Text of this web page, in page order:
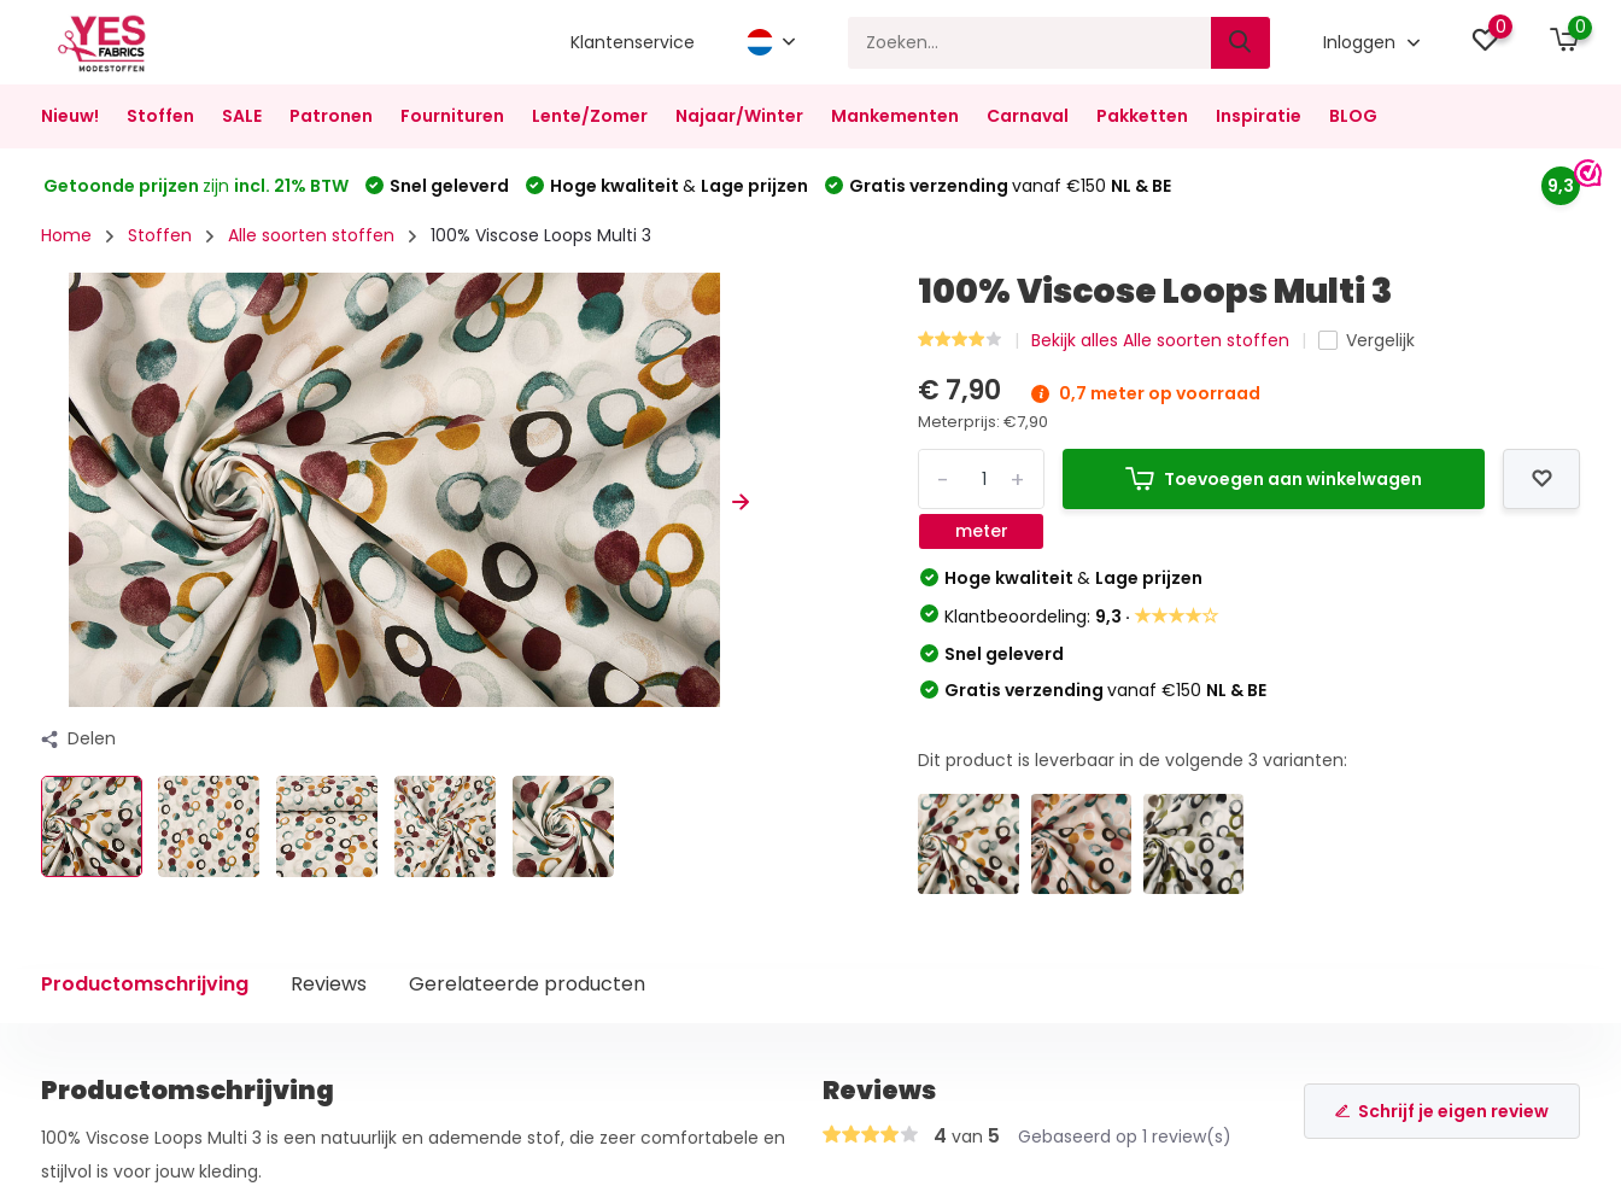
Klantenservice Inloggen
0 0
Nieuw! Stoffen SALE Patronen Fournituren Lente/Zomer Najaar/Winter Mankementen Carnaval Pakketten Inspiratie BLOG
Getoonde prijzen zijn incl. 21% BTW Snel geleverd Hoge kwaliteit & Lage prijzen Gratis verzending vanaf €150 NL & BE 9,3
Home Stoffen Alle soorten stoffen 100% Viscose Loops Multi 3
Delen
100% Viscose Loops Multi 3
Bekijk alles Alle soorten stoffen Vergelijk
€ 7,90 0,7 meter op voorraad
Meterprijs:€7,90
+
-
meter
Toevoegen aan winkelwagen
Hoge kwaliteit& Lage prijzen
Klantbeoordeling: 9,3 ·★★★★☆
Snel geleverd
Gratis verzendingvanaf €150 NL & BE
Dit product is leverbaar in de volgende3 varianten:
Productomschrijving Reviews Gerelateerde producten
Productomschrijving
100% Viscose Loops Multi 3 is een natuurlijk en ademende stof, die zeer comfortabele en
stijlvol is voor jouw kleding.
Reviews
4 van 5 Gebaseerd op 1 review(s)
Schrijf je eigen review